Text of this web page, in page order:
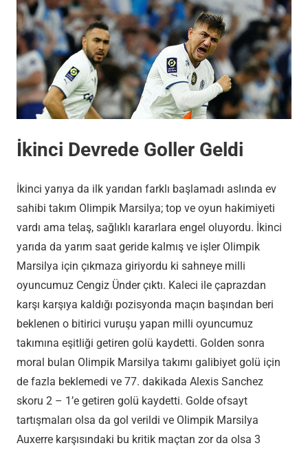
İkinci Devrede Goller Geldi
İkinci yarıya da ilk yarıdan farklı başlamadı aslında ev
sahibi takım Olimpik Marsilya; top ve oyun hakimiyeti
vardı ama telaş, sağlıklı kararlara engel oluyordu. İkinci
yarıda da yarım saat geride kalmış ve işler Olimpik
Marsilya için çıkmaza giriyordu ki sahneye milli
oyuncumuz Cengiz Ünder çıktı. Kaleci ile çaprazdan
karşı karşıya kaldığı pozisyonda maçın başından beri
beklenen o bitirici vuruşu yapan milli oyuncumuz
takımına eşitliği getiren golü kaydetti. Golden sonra
moral bulan Olimpik Marsilya takımı galibiyet golü için
de fazla beklemedi ve 77. dakikada Alexis Sanchez
skoru 2 – 1’e getiren golü kaydetti. Golde ofsayt
tartışmaları olsa da gol verildi ve Olimpik Marsilya
Auxerre karşısındaki bu kritik maçtan zor da olsa 3